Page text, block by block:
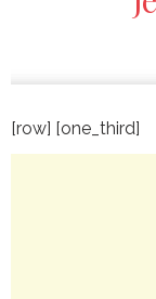
[row] [one_third]